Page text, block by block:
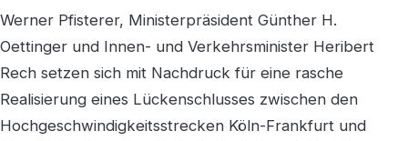
Werner Pfisterer, Ministerpräsident Günther H.
Oettinger und Innen- und Verkehrsminister Heribert
Rech setzen sich mit Nachdruck für eine rasche
Realisierung eines Lückenschlusses zwischen den
Hochgeschwindigkeitsstrecken Köln-Frankfurt und